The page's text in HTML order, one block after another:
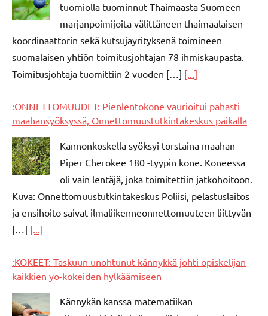
tuomiolla tuominnut Thaimaasta Suomeen
marjanpoimijoita välittäneen thaimaalaisen
koordinaattorin sekä kutsujayrityksenä toimineen
suomalaisen yhtiön toimitusjohtajan 78 ihmiskaupasta.
Toimitusjohtaja tuomittiin 2 vuoden […] [...]
:ONNETTOMUUDET: Pienlentokone vaurioitui pahasti
maahansyöksyssä, Onnettomuustutkintakeskus paikalla
Kannonkoskella syöksyi torstaina maahan
Piper Cherokee 180 -tyypin kone. Koneessa
oli vain lentäjä, joka toimitettiin jatkohoitoon.
Kuva: Onnettomuustutkintakeskus Poliisi, pelastuslaitos
ja ensihoito saivat ilmaliikenneonnettomuuteen liittyvän
[…] [...]
:KOKEET: Taskuun unohtunut kännykkä johti opiskelijan
kaikkien yo-kokeiden hylkäämiseen
Kännykän kanssa matematiikan